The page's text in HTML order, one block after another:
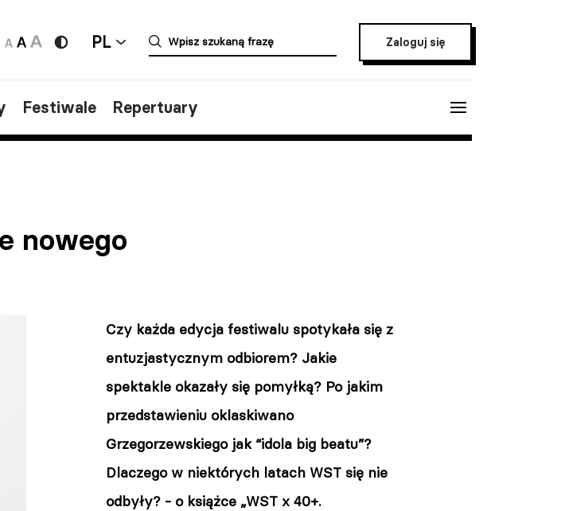
PL Zaloguj się
Festiwale Repertuary
nowego
Czy każda edycja festiwalu spotykała się z
entuzjastycznym odbiorem? Jakie
spektakle okazały się pomyłką? Po jakim
przedstawieniu oklaskiwano
Grzegorzewskiego jak “idola big beatu”?
Dlaczego w niektórych latach WST się nie
odbyły? - oksiążce „WST x 40+.